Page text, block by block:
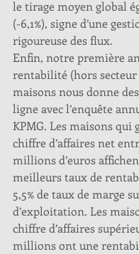
le tirage moyen global
(-6,1%), signe d’une
rigoureuse des flux.
Enfin, notre première
rentabilité (hors
maisons nous donne
ligne avec l’enquête
KPMG. Les maisons qui
chiffre d’affaires net
millions d’euros
meilleurs taux de
5,5% de taux de marge
d’exploitation. Les
chiffre d’affaires
millions ont une